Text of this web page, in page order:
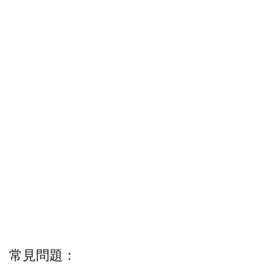
常見問題：